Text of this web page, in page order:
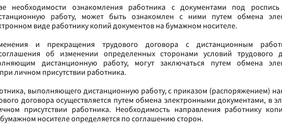
необходимости ознакомления работника с документами под роспись
работу, может быть ознакомлен с ними путем обмена
виде работнику копий документов на бумажном носителе.
и прекращения трудового договора с дистанционным
об изменении определенных сторонами условий трудового
дистанционную работу, могут заключаться путем обмена
личном присутствии работника.
выполняющего дистанционную работу, с приказом (распоряжением)
договора осуществляется путем обмена электронными документами, в
присутствии работника. Необходимость направления работнику
носителе определяется по соглашению сторон.